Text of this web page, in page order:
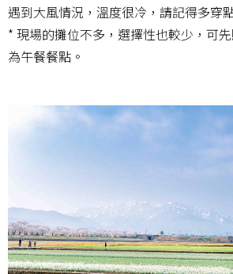
遇到大風情況，溫度很冷，請記得多穿
* 現場的攤位不多，選擇性也較少，可
為午餐餐點。